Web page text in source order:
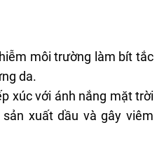
môi trường làm bít tắc
da.
xúc với ánh nắng mặt trời
xuất dầu và gây viêm